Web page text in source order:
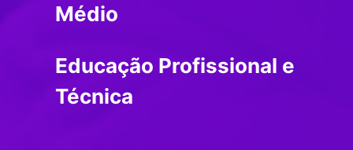
Médio
Educação Profissional e
Técnica